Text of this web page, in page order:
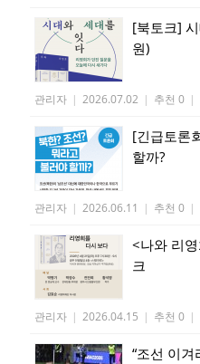
[북토크]
원)
관리자 | 2026.07.02 | 추천 0 |
[긴급토론
할까?
관리자 | 2026.06.11 | 추천 0 |
<나와 리
크
관리자 | 2026.04.15 | 추천 0 |
“조선 이겨